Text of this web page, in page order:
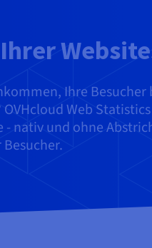
Ihre
Web
nativ und ohne